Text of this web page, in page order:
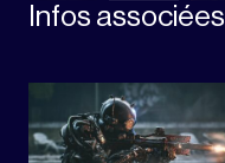
Infos associées